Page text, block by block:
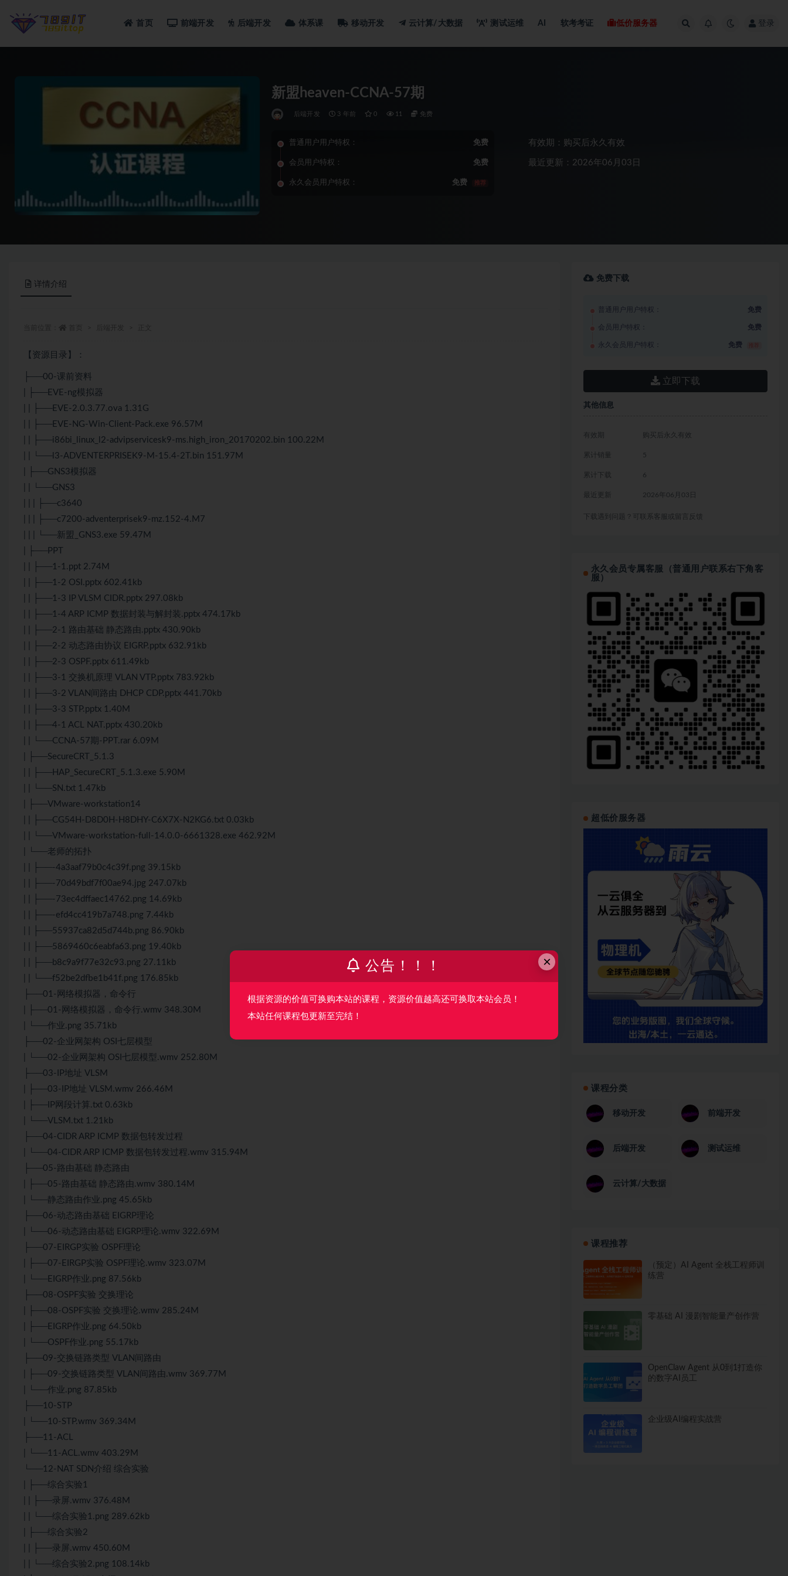
首页 前端开发 后端开发 体系课 移动开发 云计算/大数据 测试运维 AI 软考考证 低价服务器 登录
新盟heaven-CCNA-57期
后端开发 3 年前 0 11 免费
普通用户用户特权： 免费
会员用户特权： 免费
永久会员用户特权： 免费 推荐
有效期：购买后永久有效
最近更新：2026年06月03日
详情介绍
【资源目录】：
├──00-课前资料
| ├──EVE-ng模拟器
| | ├──EVE-2.0.3.77.ova 1.31G
| | ├──EVE-NG-Win-Client-Pack.exe 96.57M
| | ├──i86bi_linux_l2-advipservicesk9-ms.high_iron_20170202.bin 100.22M
| | └──l3-ADVENTERPRISEK9-M-15.4-2T.bin 151.97M
| ├──GNS3模拟器
| | └──GNS3
| | | ├──c3640
| | | ├──c7200-adventerprisek9-mz.152-4.M7
| | | └──新盟_GNS3.exe 59.47M
| ├──PPT
| | ├──1-1.ppt 2.74M
| | ├──1-2 OSI.pptx 602.41kb
| | ├──1-3 IP VLSM CIDR.pptx 297.08kb
| | ├──1-4 ARP ICMP 数据封装与解封装.pptx 474.17kb
| | ├──2-1 路由基础 静态路由.pptx 430.90kb
| | ├──2-2 动态路由协议 EIGRP.pptx 632.91kb
| | ├──2-3 OSPF.pptx 611.49kb
| | ├──3-1 交换机原理 VLAN VTP.pptx 783.92kb
| | ├──3-2 VLAN间路由 DHCP CDP.pptx 441.70kb
| | ├──3-3 STP.pptx 1.40M
| | ├──4-1 ACL NAT.pptx 430.20kb
| | └──CCNA-57期-PPT.rar 6.09M
| ├──SecureCRT_5.1.3
| | ├──HAP_SecureCRT_5.1.3.exe 5.90M
| | └──SN.txt 1.47kb
| ├──VMware-workstation14
| | ├──CG54H-D8D0H-H8DHY-C6X7X-N2KG6.txt 0.03kb
| | └──VMware-workstation-full-14.0.0-6661328.exe 462.92M
| └──老师的拓扑
| | ├──-4a3aaf79b0c4c39f.png 39.15kb
| | ├──-70d49bdf7f00ae94.jpg 247.07kb
| | ├──-73ec4dffaec14762.png 14.69kb
| | ├──-efd4cc419b7a748.png 7.44kb
| | ├──55937ca82d5d744b.png 86.90kb
| | ├──5869460c6eabfa63.png 19.40kb
| | ├──b8c9a9f77e32c93.png 27.11kb
| | └──f52be2dfbe1b41f.png 176.85kb
├──01-网络模拟器，命令行
| ├──01-网络模拟器，命令行.wmv 348.30M
| └──作业.png 35.71kb
├──02-企业网架构 OSI七层模型
| └──02-企业网架构 OSI七层模型.wmv 252.80M
├──03-IP地址 VLSM
| ├──03-IP地址 VLSM.wmv 266.46M
| ├──IP网段计算.txt 0.63kb
| └──VLSM.txt 1.21kb
├──04-CIDR ARP ICMP 数据包转发过程
| └──04-CIDR ARP ICMP 数据包转发过程.wmv 315.94M
├──05-路由基础 静态路由
| ├──05-路由基础 静态路由.wmv 380.14M
| └──静态路由作业.png 45.65kb
├──06-动态路由基础 EIGRP理论
| └──06-动态路由基础 EIGRP理论.wmv 322.69M
├──07-EIRGP实验 OSPF理论
| ├──07-EIRGP实验 OSPF理论.wmv 323.07M
| └──EIGRP作业.png 87.56kb
├──08-OSPF实验 交换理论
| ├──08-OSPF实验 交换理论.wmv 285.24M
| ├──EIGRP作业.png 64.50kb
| └──OSPF作业.png 55.17kb
├──09-交换链路类型 VLAN间路由
| ├──09-交换链路类型 VLAN间路由.wmv 369.77M
| └──作业.png 87.85kb
├──10-STP
| └──10-STP.wmv 369.34M
├──11-ACL
| └──11-ACL.wmv 403.29M
└──12-NAT SDN介绍 综合实验
| ├──综合实验1
| | ├──录屏.wmv 376.48M
| | └──综合实验1.png 289.62kb
| ├──综合实验2
| | ├──录屏.wmv 450.60M
| | └──综合实验2.png 108.14kb
免费下载
普通用户用户特权： 免费
会员用户特权： 免费
永久会员用户特权： 免费
立即下载
其他信息
有效期 购买后永久有效
累计销量 5
累计下载 6
最近更新 2026年06月03日
下载遇到问题？可联系客服或留言反馈
永久会员专属客服（普通用户联系右下角客
服）
超低价服务器
课程分类
移动开发 前端开发
后端开发 测试运维
云计算/大数据
课程推荐
（预定）AI Agent 全栈工程师训
练营
零基础 AI 漫剧智能量产创作营
OpenClaw Agent 从0到1打造你
的数字AI员工
企业级AI编程实战营
×
公告！！！
根据资源的价值可换购本站的课程，资源价值越高还可换取本站会员！
本站任何课程包更新至完结！